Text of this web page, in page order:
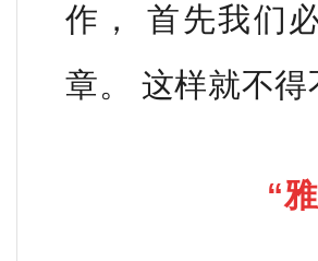
作， 首先我们
章。 这样就不
“